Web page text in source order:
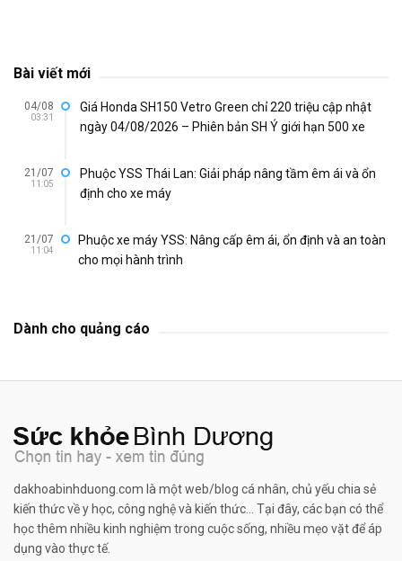
Bài viết mới
04/08
03:31
Giá Honda SH150 Vetro Green chỉ 220 triệu cập nhật
ngày 04/08/2026 – Phiên bản SH Ý giới hạn 500 xe
21/07
11:05
Phuộc YSS Thái Lan: Giải pháp nâng tầm êm ái và ổn
định cho xe máy
21/07
11:04
Phuộc xe máy YSS: Nâng cấp êm ái, ổn định và an toàn
cho mọi hành trình
Dành cho quảng cáo
dakhoabinhduong.com là một web/blog cá nhân, chủ yếu chia sẻ
kiến thức về y học, công nghệ và kiến thức... Tại đây, các bạn có thể
học thêm nhiều kinh nghiệm trong cuộc sống, nhiều mẹo vặt để áp
dụng vào thực tế.